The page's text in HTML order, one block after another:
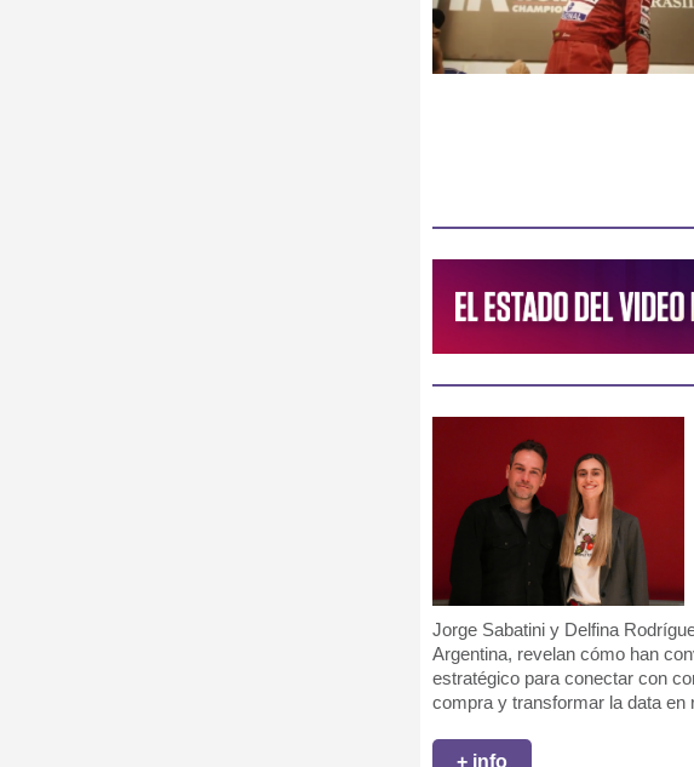
Jorge Sabatini y Delfina
Argentina, revelan cómo han
estratégico para conectar con
compra y transformar la data en
+ info